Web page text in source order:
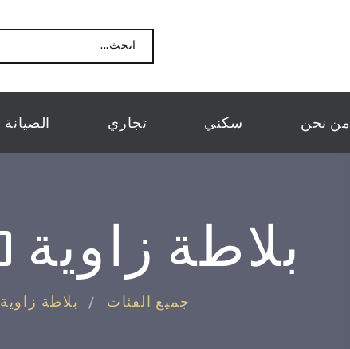
ابحث...
من نحن سكني تجاري الصيانة
بلاطة زاوية 90 درجه
جميع الفئات بلاطة زاوية 90 درجه